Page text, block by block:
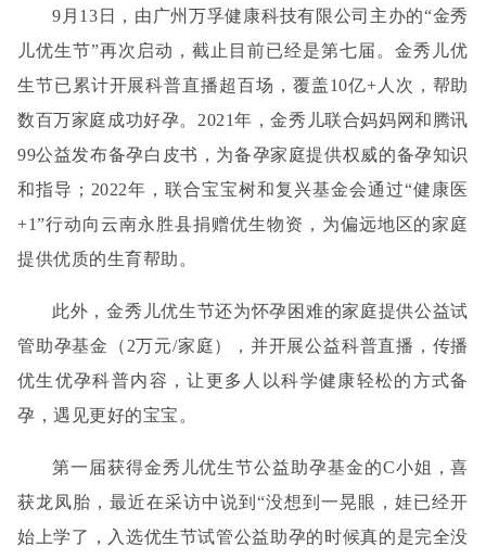
9月13日，由广州万孚健康科技有限公司主办的“金秀
儿优生节”再次启动，截止目前已经是第七届。金秀儿优
生节已 累计开展科普直播超百场，覆盖10亿+人次，帮助
数百万家庭成功好孕。 2021年，金秀儿联合妈妈网和腾讯
99公益发布备孕白皮书，为备孕家庭提供权威的备孕知识
和指导 ； 2022年，联合宝宝树和复兴基金会通过“健康医
+1”行动向云南永胜县捐赠优生物资，为偏远地区的家庭
提供优质的生育帮助 。
此外，金秀儿优生节还为怀孕困难的家庭提供公益试
管助孕基金（ 2万元/家庭）， 并开展公益科普直播，传播
优生优孕科普内容，让更多人以科学健康轻松的方式备
孕，遇见更好的宝宝。
第一届获得金秀儿优生节公益助孕基金的C小姐，喜
获龙凤胎，最近在采访中说到“没想到一晃眼，娃已经开
始上学了，入选优生节试管公益助孕的时候真的是完全没